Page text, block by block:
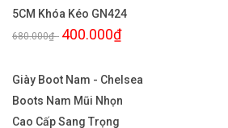
5CM Khóa Kéo GN424
680.000₫- 400.000₫
Giày Boot Nam - Chelsea
Boots Nam Mũi Nhọn
Cao Cấp Sang Trọng